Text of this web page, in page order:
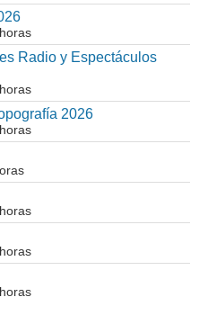
Radio y Espectáculos
2026